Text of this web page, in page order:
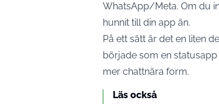
WhatsApp/Meta. Om du
hunnit till din app än.
På ett sätt är det en liten
började som en
mer chattnära form.
Läs också